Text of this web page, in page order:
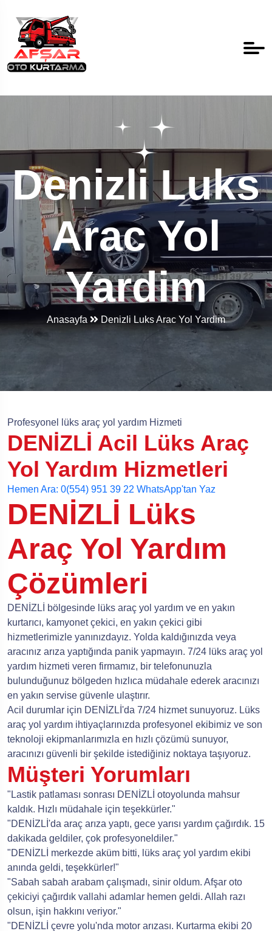
Denizli Luks
Arac Yol
Yardim
Anasayfa Denizli Luks Arac Yol Yardim
Profesyonel lüks araç yol yardım Hizmeti
DENİZLİ Acil Lüks Araç
Yol Yardım Hizmetleri
Hemen Ara: 0(554) 951 39 22 WhatsApp'tan Yaz
DENİZLİ Lüks
Araç Yol Yardım
Çözümleri
DENİZLİ bölgesinde lüks araç yol yardım ve en yakın
kurtarıcı, kamyonet çekici, en yakın çekici gibi
hizmetlerimizle yanınızdayız. Yolda kaldığınızda veya
aracınız arıza yaptığında panik yapmayın. 7/24 lüks araç yol
yardım hizmeti veren firmamız, bir telefonunuzla
bulunduğunuz bölgeden hızlıca müdahale ederek aracınızı
en yakın servise güvenle ulaştırır.
Acil durumlar için DENİZLİ'da 7/24 hizmet sunuyoruz. Lüks
araç yol yardım ihtiyaçlarınızda profesyonel ekibimiz ve son
teknoloji ekipmanlarımızla en hızlı çözümü sunuyor,
aracınızı güvenli bir şekilde istediğiniz noktaya taşıyoruz.
Müşteri Yorumları
"Lastik patlaması sonrası DENİZLİ otoyolunda mahsur
kaldık. Hızlı müdahale için teşekkürler."
"DENİZLİ'da araç arıza yaptı, gece yarısı yardım çağırdık. 15
dakikada geldiler, çok profesyoneldiler."
"DENİZLİ merkezde aküm bitti, lüks araç yol yardım ekibi
anında geldi, teşekkürler!"
"Sabah sabah arabam çalışmadı, sinir oldum. Afşar oto
çekiciyi çağırdık vallahi adamlar hemen geldi. Allah razı
olsun, işin hakkını veriyor."
"DENİZLİ çevre yolu'nda motor arızası. Kurtarma ekibi 20